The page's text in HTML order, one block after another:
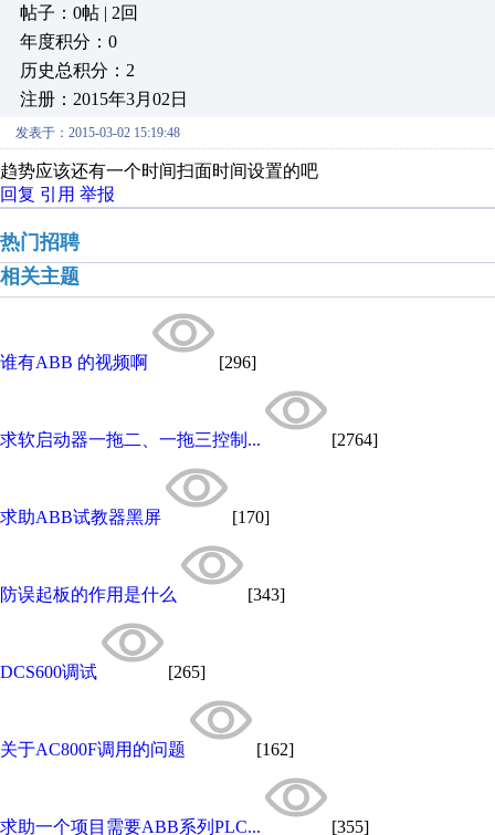
帖子：0帖 | 2回
年度积分：0
历史总积分：2
注册：2015年3月02日
发表于：2015-03-02 15:19:48
趋势应该还有一个时间扫面时间设置的吧
回复 引用 举报
热门招聘
相关主题
谁有ABB 的视频啊 [296]
求软启动器一拖二、一拖三控制... [2764]
求助ABB试教器黑屏 [170]
防误起板的作用是什么 [343]
DCS600调试 [265]
关于AC800F调用的问题 [162]
求助一个项目需要ABB系列PLC... [355]